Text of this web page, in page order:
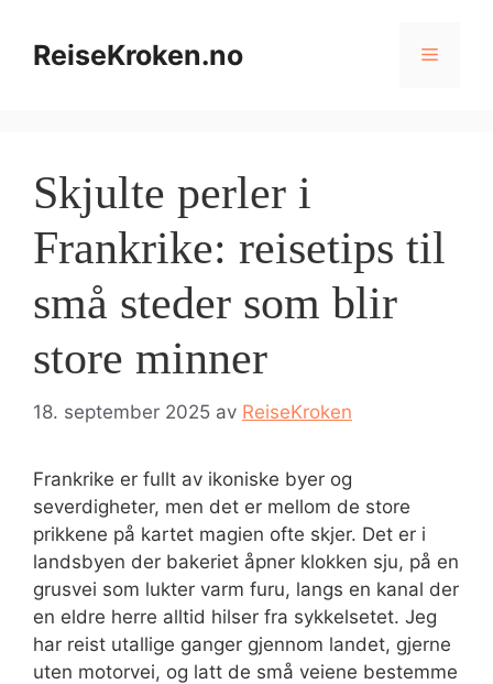
innholdReiseKroken.no Meny
Skjulte perler i
Frankrike: reisetips til
små steder som blir
store minner
18. september 2025 av ReiseKroken
Frankrike er fullt av ikoniske byer og
severdigheter, men det er mellom de store
prikkene på kartet magien ofte skjer. Det er i
landsbyen der bakeriet åpner klokken sju, på en
grusvei som lukter varm furu, langs en kanal der
en eldre herre alltid hilser fra sykkelsetet. Jeg
har reist utallige ganger gjennom landet, gjerne
uten motorvei, og latt de små veiene bestemme